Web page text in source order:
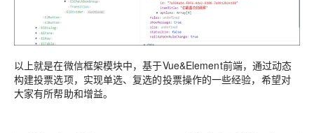
以上就是在微信框架模块中，基于Vue&Element前端，通过动态
构建投票选项，实现单选、复选的投票操作的一些经验，希望对
大家有所帮助和增益。